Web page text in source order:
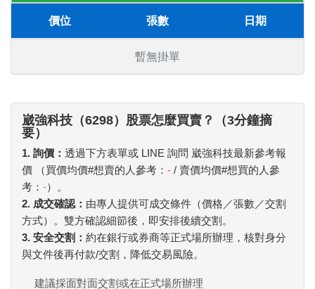
價位 張數 日期
暫無掛單
崴強科技（6298）股票怎麼買賣？（3分鐘摘
要）
1. 詢價： 透過下方表單或 LINE 詢問 崴強科技最新參考報
價 （買價均價#想賣的人參考： - / 賣價均價#想買的人參
考： -）。
2. 成交確認： 由專人提供可成交條件（價格／張數／交割
方式）。雙方確認細節後，即安排後續交割。
3. 安全交割： 約在銀行或券商等正式場所辦理，核對身分
與文件後再付款/交割，降低交易風險。
建議採面對面交割或在正式場所辦理